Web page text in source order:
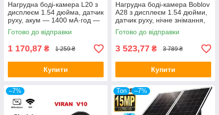
Нагрудна боді-камера L20 з
дисплеєм 1.54 дюйма, датчик
руху, акум — 1400 мА·год —
ОРІГІНАЛ!
Готово до відправки
1 170,87 ₴ 1 259 ₴
Купити
Нагрудна боді-камера Boblov
A28 з дисплеєм 1.54 дюйми,
датчик руху, нічне знімання,
акум — ОРІГІНАЛ!
Готово до відправки
3 523,77 ₴ 3 789 ₴
Купити
–7% Топ –7%